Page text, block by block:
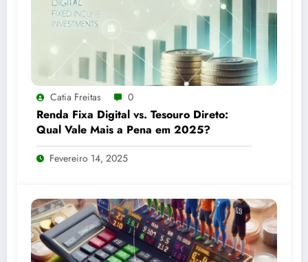
Catia Freitas 0
Renda Fixa Digital vs. Tesouro Direto:
Qual Vale Mais a Pena em 2025?
Fevereiro 14, 2025